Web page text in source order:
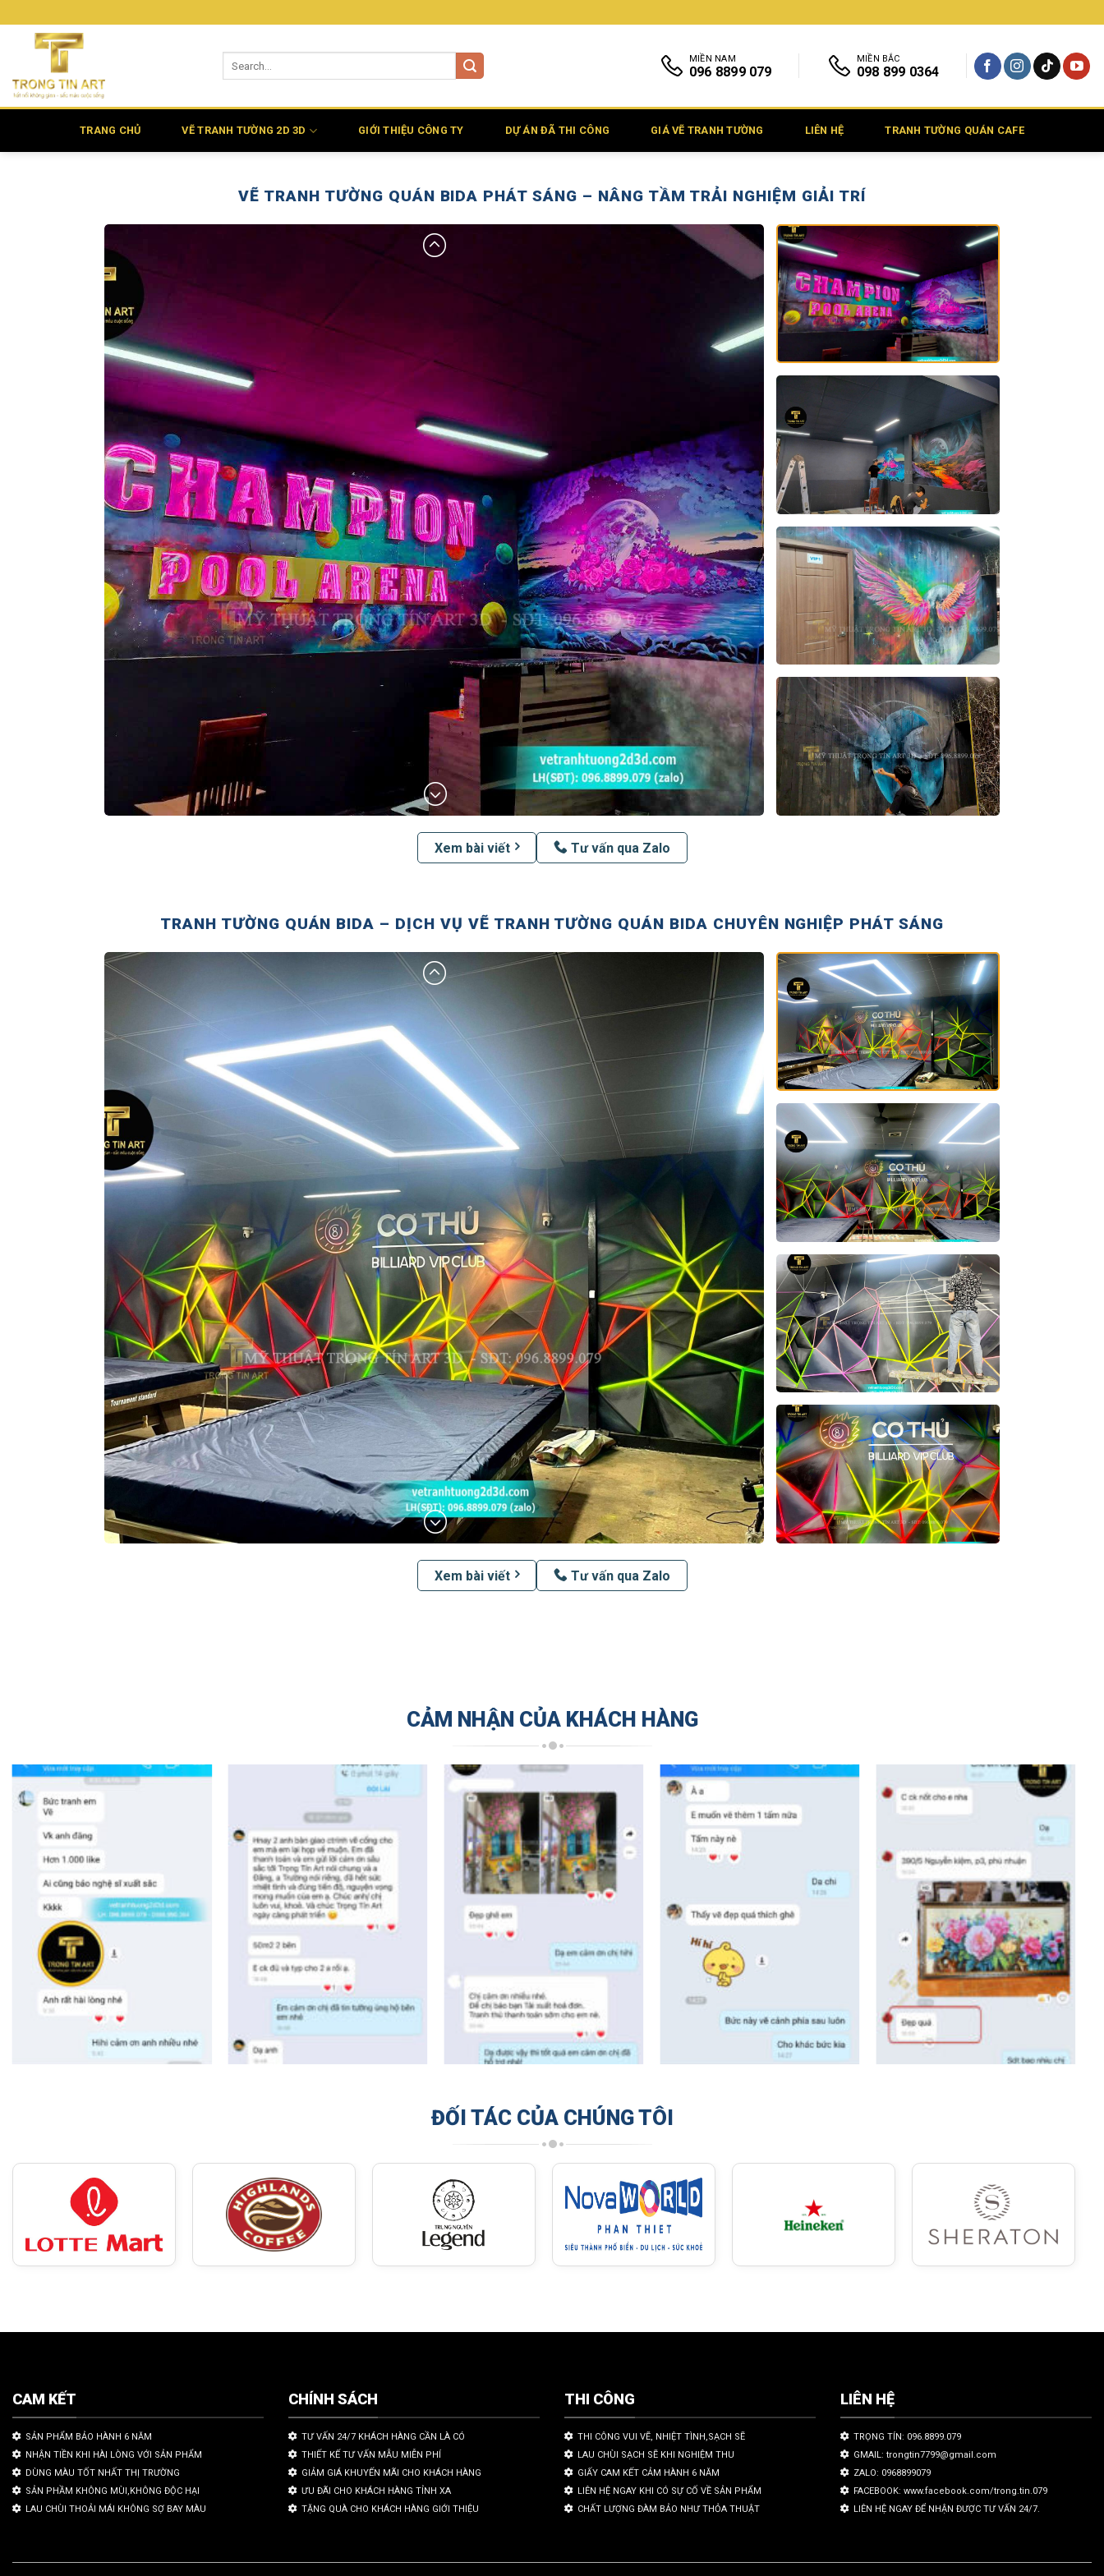
qua
MIỀN NAM
096 8899 079
MIỀN BẮC
098 899 0364
TRANG CHỦ VẼ TRANH TƯỜNG 2D 3D GIỚI THIỆU CÔNG TY DỰ ÁN ĐÃ THI CÔNG GIÁ VẼ TRANH TƯỜNG LIÊN HỆ TRANH TƯỜNG QUÁN CAFE
VẼ TRANH TƯỜNG QUÁN BIDA PHÁT SÁNG – NÂNG TẦM TRẢI NGHIỆM GIẢI TRÍ
Xem bài viết Tư vấn qua Zalo
TRANH TƯỜNG QUÁN BIDA – DỊCH VỤ VẼ TRANH TƯỜNG QUÁN BIDA CHUYÊN NGHIỆP PHÁT SÁNG
Xem bài viết Tư vấn qua Zalo
CẢM NHẬN CỦA KHÁCH HÀNG
ĐỐI TÁC CỦA CHÚNG TÔI
CAM KẾT
SẢN PHẨM BẢO HÀNH 6 NĂM
NHẬN TIỀN KHI HÀI LÒNG VỚI SẢN PHẨM
DÙNG MÀU TỐT NHẤT THỊ TRƯỜNG
SẢN PHẦM KHÔNG MÙI,KHÔNG ĐỘC HẠI
LAU CHÙI THOẢI MÁI KHÔNG SỢ BAY MÀU
CHÍNH SÁCH
TƯ VẤN 24/7 KHÁCH HÀNG CẦN LÀ CÓ
THIẾT KẾ TƯ VẤN MẪU MIỄN PHÍ
GIẢM GIÁ KHUYẾN MÃI CHO KHÁCH HÀNG
ƯU ĐÃI CHO KHÁCH HÀNG TỈNH XA
TẶNG QUÀ CHO KHÁCH HÀNG GIỚI THIỆU
THI CÔNG
THI CÔNG VUI VẼ, NHIỆT TÌNH,SẠCH SẼ
LAU CHÙI SẠCH SẼ KHI NGHIỆM THU
GIẤY CAM KẾT CẢM HÀNH 6 NĂM
LIÊN HỆ NGAY KHI CÓ SỰ CỐ VỀ SẢN PHẨM
CHẤT LƯỢNG ĐÀM BẢO NHƯ THỎA THUẬT
LIÊN HỆ
TRỌNG TÍN: 096.8899.079
GMAIL: trongtin7799@gmail.com
ZALO: 0968899079
FACEBOOK: www.facebook.com/trong.tin.079
LIÊN HỆ NGAY ĐỂ NHẬN ĐƯỢC TƯ VẤN 24/7.